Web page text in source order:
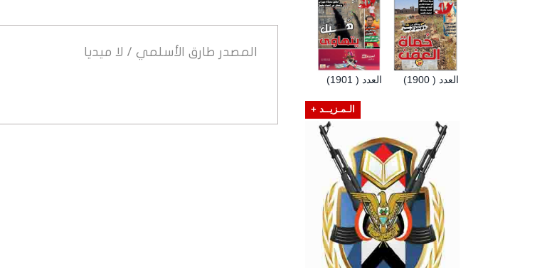
المصدر طارق الأسلمي / لا ميديا
العدد ( 1901) العدد ( 1900)
الـمـزيــد +